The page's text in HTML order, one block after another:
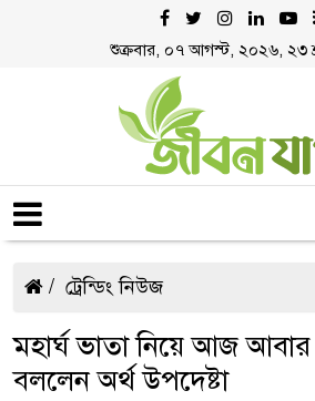
শুক্রবার, ০৭ আগস্ট, ২০২৬, ২৩
ট্রেন্ডিং নিউজ
মহার্ঘ ভাতা নিয়ে আজ
বললেন অর্থ উপদেষ্টা